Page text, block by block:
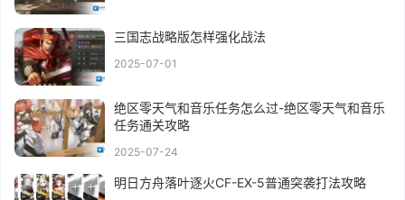
三国志战略版怎样强化战法
2025-07-01
绝区零天气和音乐任务怎么过-绝区零天气和音乐
任务通关攻略
2025-07-24
明日方舟落叶逐火CF-EX-5普通突袭打法攻略